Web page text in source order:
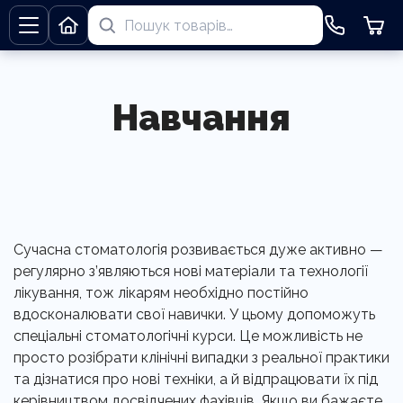
Навчання
Сучасна стоматологія розвивається дуже активно —
регулярно з’являються нові матеріали та технології
лікування, тож лікарям необхідно постійно
вдосконалювати свої навички. У цьому допоможуть
спеціальні стоматологічні курси. Це можливість не
просто розібрати клінічні випадки з реальної практики
та дізнатися про нові техніки, а й відпрацювати їх під